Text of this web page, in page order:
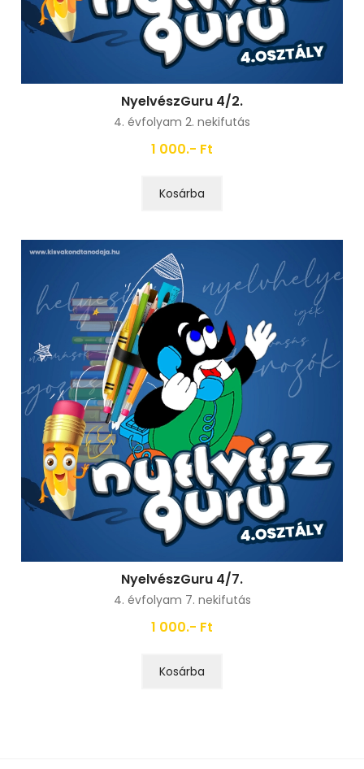
NyelvészGuru 4/2.
4. évfolyam 2. nekifutás
1 000.- Ft
Kosárba
NyelvészGuru 4/7.
4. évfolyam 7. nekifutás
1 000.- Ft
Kosárba